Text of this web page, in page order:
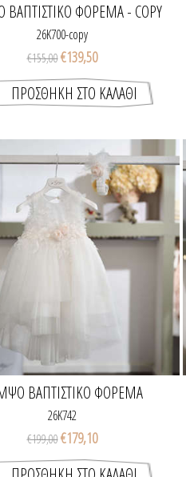
ΦΌΡΕΜΑ - COPY
26K700-copy
€155,00€139,50
ΒΑΠΤΙΣΤΙΚΌ ΦΌΡΕΜΑ
26K742
€199,00€179,10